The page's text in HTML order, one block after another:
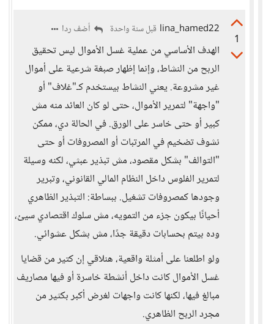
1
lina_hamed22 قبل سنة واحدة أضف ردا
الهدف الأساسي من عملية غسل الأموال ليس تحقيق
الربح من النشاط، وإنما إظهار صبغة شرعية على أموال
غير مشروعة. يعني النشاط بيستخدم كـ"غلاف" أو
"واجهة" لتمرير الأموال، حتى لو كان العائد منه مش
كبير أو حتى خاسر على الورق. في الحالة دي، ممكن
نشوف تضخيم في المرتبات أو المصروفات أو حتى
"التوالف" بشكل مقصود، مش تبذير عبثي، لكنه وسيلة
لتمرير الفلوس داخل النظام المالي القانوني، وتبرير
وجودها كمصروفات تشغيل. ببساطة: التبذير الظاهري
أحيانًا بيكون جزء من التمويه، مش سلوك اقتصادي سيئ،
وده بيتم بحسابات دقيقة جدًا، مش بشكل عشوائي.
ولو اطلعنا على أمثلة واقعية، هنلاقي إن كتير من قضايا
غسل الأموال كانت داخل أنشطة خاسرة أو فيها مصاريف
مبالغ فيها، لكنها كانت واجهات لغرض أكبر بكثير من
مجرد الربح الظاهري.